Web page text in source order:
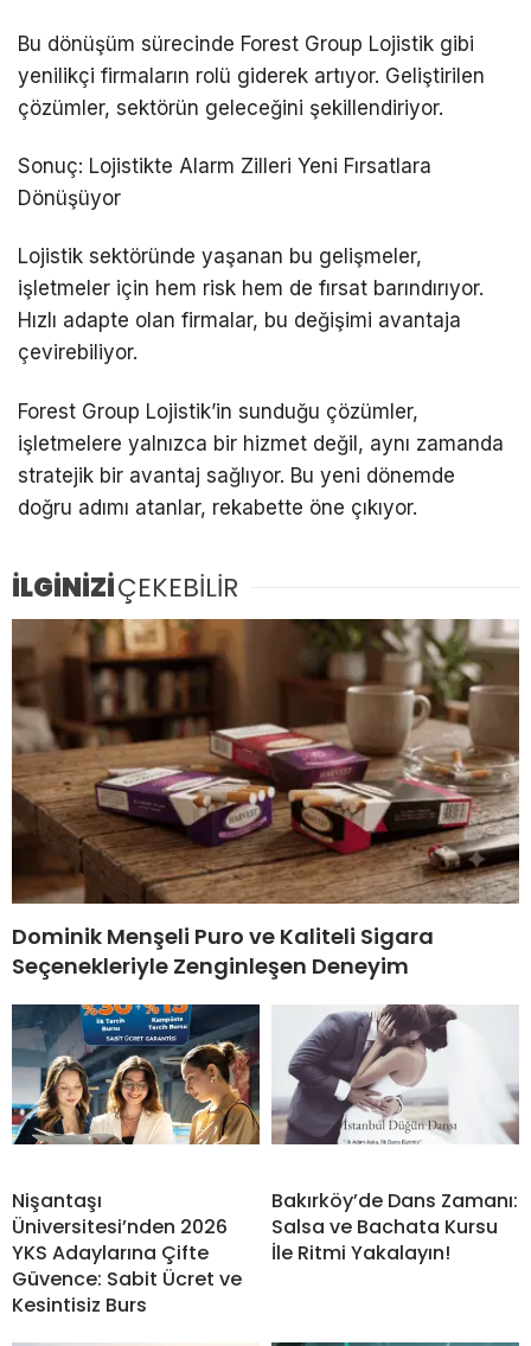
Bu dönüşüm sürecinde Forest Group Lojistik gibi
yenilikçi firmaların rolü giderek artıyor. Geliştirilen
çözümler, sektörün geleceğini şekillendiriyor.
Sonuç: Lojistikte Alarm Zilleri Yeni Fırsatlara
Dönüşüyor
Lojistik sektöründe yaşanan bu gelişmeler,
işletmeler için hem risk hem de fırsat barındırıyor.
Hızlı adapte olan firmalar, bu değişimi avantaja
çevirebiliyor.
Forest Group Lojistik’in sunduğu çözümler,
işletmelere yalnızca bir hizmet değil, aynı zamanda
stratejik bir avantaj sağlıyor. Bu yeni dönemde
doğru adımı atanlar, rekabette öne çıkıyor.
İLGİNİZİÇEKEBİLİR
Dominik Menşeli Puro ve Kaliteli Sigara
Seçenekleriyle Zenginleşen Deneyim
Nişantaşı
Üniversitesi’nden 2026
YKS Adaylarına Çifte
Güvence: Sabit Ücret ve
Kesintisiz Burs
Bakırköy’de Dans Zamanı:
Salsa ve Bachata Kursu
İle Ritmi Yakalayın!